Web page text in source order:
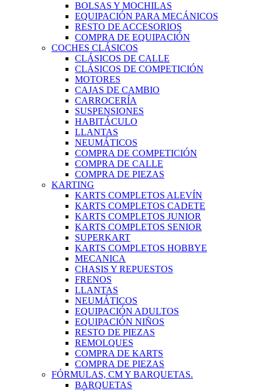
BOLSAS Y MOCHILAS
EQUIPACIÓN PARA MECÁNICOS
RESTO DE ACCESORIOS
COMPRA DE EQUIPACIÓN
COCHES CLÁSICOS
CLÁSICOS DE CALLE
CLÁSICOS DE COMPETICIÓN
MOTORES
CAJAS DE CAMBIO
CARROCERÍA
SUSPENSIONES
HABITÁCULO
LLANTAS
NEUMÁTICOS
COMPRA DE COMPETICIÓN
COMPRA DE CALLE
COMPRA DE PIEZAS
KARTING
KARTS COMPLETOS ALEVÍN
KARTS COMPLETOS CADETE
KARTS COMPLETOS JUNIOR
KARTS COMPLETOS SENIOR
SUPERKART
KARTS COMPLETOS HOBBYE
MECANICA
CHASIS Y REPUESTOS
FRENOS
LLANTAS
NEUMÁTICOS
EQUIPACIÓN ADULTOS
EQUIPACIÓN NIÑOS
RESTO DE PIEZAS
REMOLQUES
COMPRA DE KARTS
COMPRA DE PIEZAS
FÓRMULAS, CM Y BARQUETAS.
BARQUETAS